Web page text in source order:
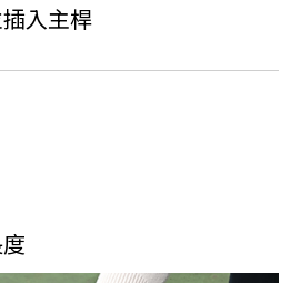
入主桿